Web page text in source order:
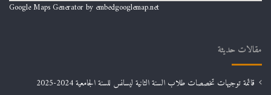
Google Maps Generator by embedgooglemap.net
مقالات حديثة
قائمة توجيهات تخصصات طلاب السنة الثانية ليسانس للسنة الجامعية 2024-2025